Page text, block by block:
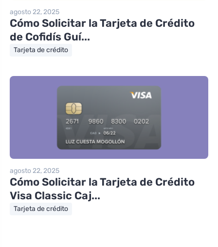
agosto 22, 2025
Cómo Solicitar la Tarjeta de Crédito
de Cofidís Guí...
Tarjeta de crédito
agosto 22, 2025
Cómo Solicitar la Tarjeta de Crédito
Visa Classic Caj...
Tarjeta de crédito